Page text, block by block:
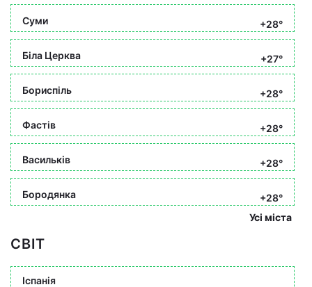
Суми +28°
Біла Церква +27°
Бориспіль +28°
Фастів +28°
Васильків +28°
Бородянка
+28°
Усі міста
СВІТ
Іспанія